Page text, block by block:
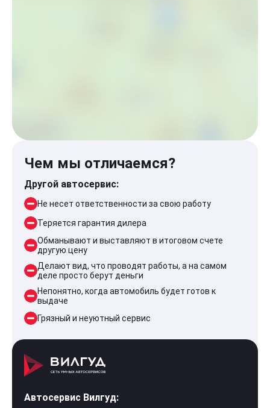
Чем мы отличаемся?
Другой автосервис:
Не несет ответственности за свою работу
Теряется гарантия дилера
Обманывают и выставляют в итоговом счете
другую цену
Делают вид, что проводят работы, а на самом
деле просто берут деньги
Непонятно, когда автомобиль будет готов к
выдаче
Грязный и неуютный сервис
Автосервис Вилгуд: